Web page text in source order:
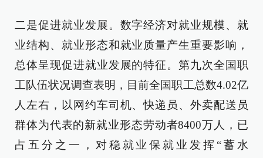
二是促进就业发展。数字经济对就业规模、就
业结构、就业形态和就业质量产生重要影响，
总体呈现促进就业发展的特征。第九次全国职
工队伍状况调查表明，目前全国职工总数4.02亿
人左右，以网约车司机、快递员、外卖配送员
群体为代表的新就业形态劳动者8400万人，已
占五分之一，对稳就业保就业发挥“蓄水